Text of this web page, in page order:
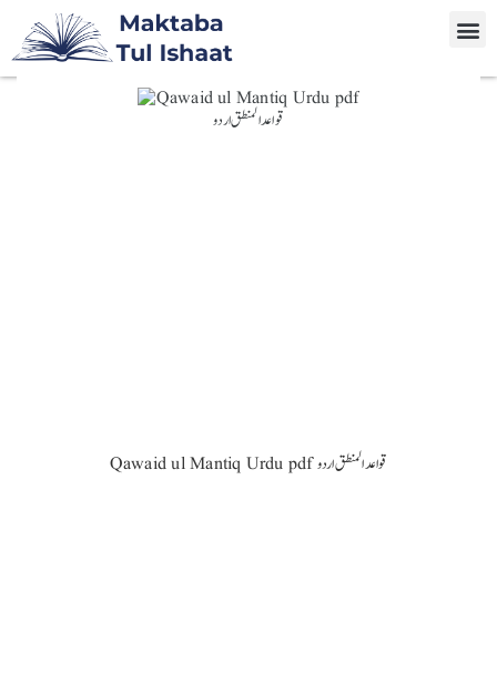
Qawaid ul Mantiq Urdu pdf قواعد المنطق اردو